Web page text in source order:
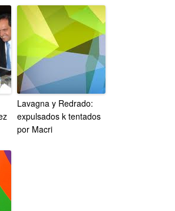
Lavagna y Redrado:
expulsados k tentados
por Macri